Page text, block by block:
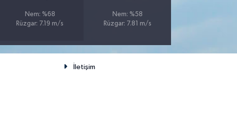
Nem: %68
Rüzgar: 7.19 m/s
Nem: %58
Rüzgar: 7.81 m/s
İletişim